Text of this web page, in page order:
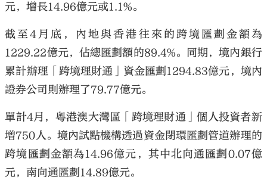
元，增長14.96億元或1.1%。
截至4月底，內地與香港往來的跨境匯劃金額為
1229.22億元，佔總匯劃額的89.4%。同期，境內銀行
累計辦理「跨境理財通」資金匯劃1294.83億元，境內
證券公司則辦理了79.77億元。
單計4月，粵港澳大灣區「跨境理財通」個人投資者新
增750人。境內試點機構透過資金閉環匯劃管道辦理的
跨境匯劃金額為14.96億元，其中北向通匯劃0.07億
元，南向通匯劃14.89億元。